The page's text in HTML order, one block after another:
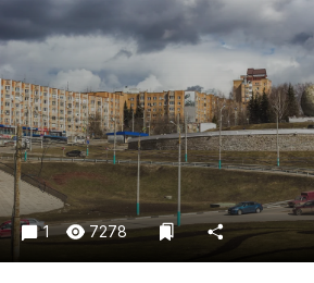
Культура
Недвижимость и ЖКХ
Образование
Общество
Погода
Праздники
Происшествия
1 7278